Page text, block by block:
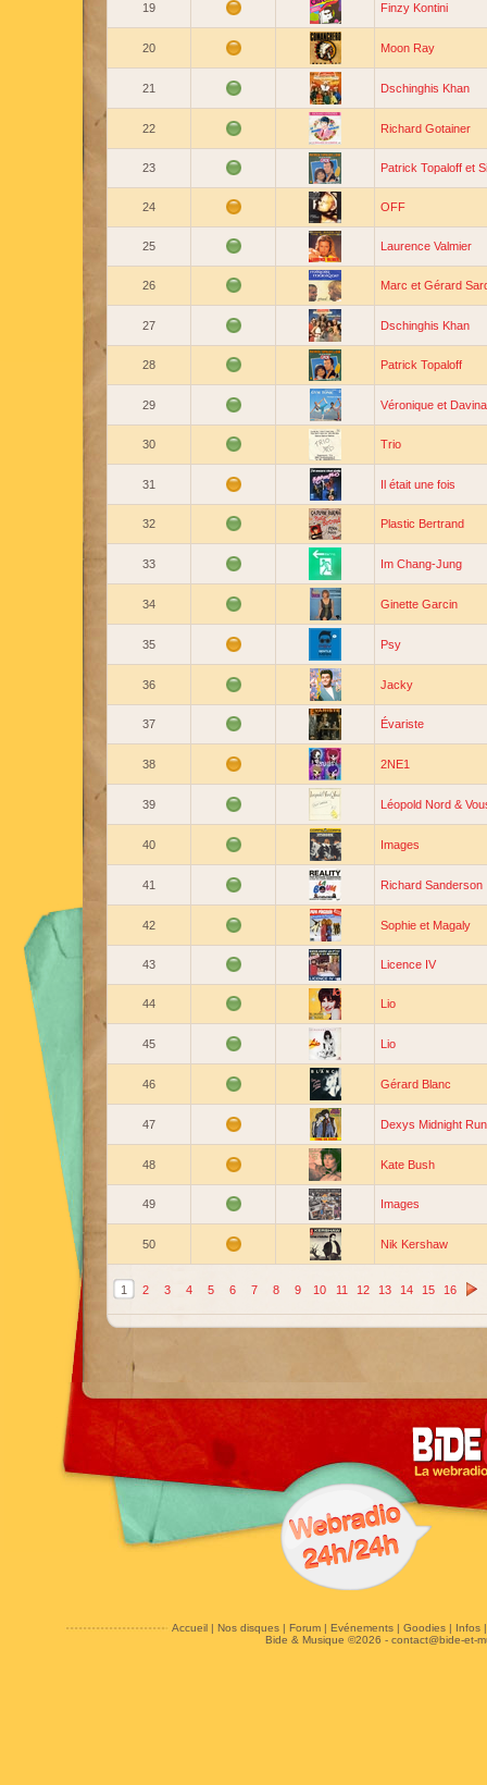
19 Finzy Kontini
20 Moon Ray
21 Dschinghis Khan
22 Richard Gotainer
23 Patrick Topaloff et
24 OFF
25 Laurence Valmier
26 Marc et Gérard
27 Dschinghis Khan
28 Patrick Topaloff
29 Véronique et Davina
30 Trio
31 Il était une fois
32 Plastic Bertrand
33 Im Chang-Jung
34 Ginette Garcin
35 Psy
36 Jacky
37 Évariste
38 2NE1
39 Léopold Nord &
40 Images
41 Richard Sanderson
42 Sophie et Magaly
43 Licence IV
44 Lio
45 Lio
46 Gérard Blanc
47 Dexys Midnight
48 Kate Bush
49 Images
50 Nik Kershaw
1 2 3 4 5 6 7 8 9 10 11 12 13 14 15 16
Accueil| Nos disques| Forum| Evénements| Goodies| Infos
Bide & Musique ©2026 - contact@bide-et-